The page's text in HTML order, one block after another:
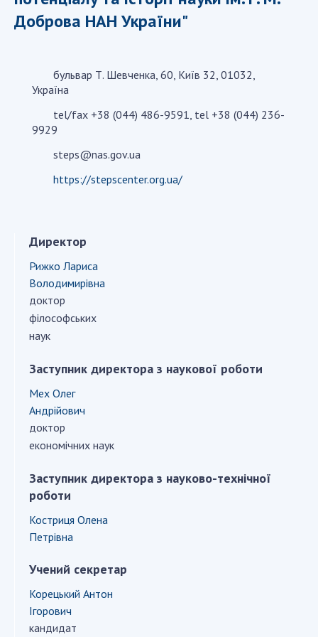
Президія НАН України
Апарат Президії
Секція фізико-технічних і математичних
наук
Секція хімічних і біологічних наук
Секція суспільних і гуманітарних наук
Наукові центри МОН та НАН України
ДІЯЛЬНІСТЬ
Засідання Президії НАН України
Сесії Загальних зборів НАН України
Річні звіти НАН України
Річні фінансові звіти НАН України
Наукові публікації та видавнича діяльність
Охорона прав інтелектуальної власності та
трансфер технологій в наукових установах
надбання
Центри колективного користування
науковими приладами НАН України
наукових установ
Конкурси наукових досліджень НАН України
Доброва НАН України"
бульвар Т. Шевченка, 60, Київ 32, 01032,
Україна
tel/fax +38 (044) 486-9591, tel +38 (044) 236-
9929
steps@nas.gov.ua
https://stepscenter.org.ua/
Директор
Рижко Лариса
Володимирівна
доктор
філософських
наук
Заступник директора з наукової роботи
Мех Олег
Андрійович
доктор
економічних наук
Заступник директора з науково-технічної
роботи
Костриця Олена
Петрівна
Учений секретар
Корецький Антон
Ігорович
кандидат